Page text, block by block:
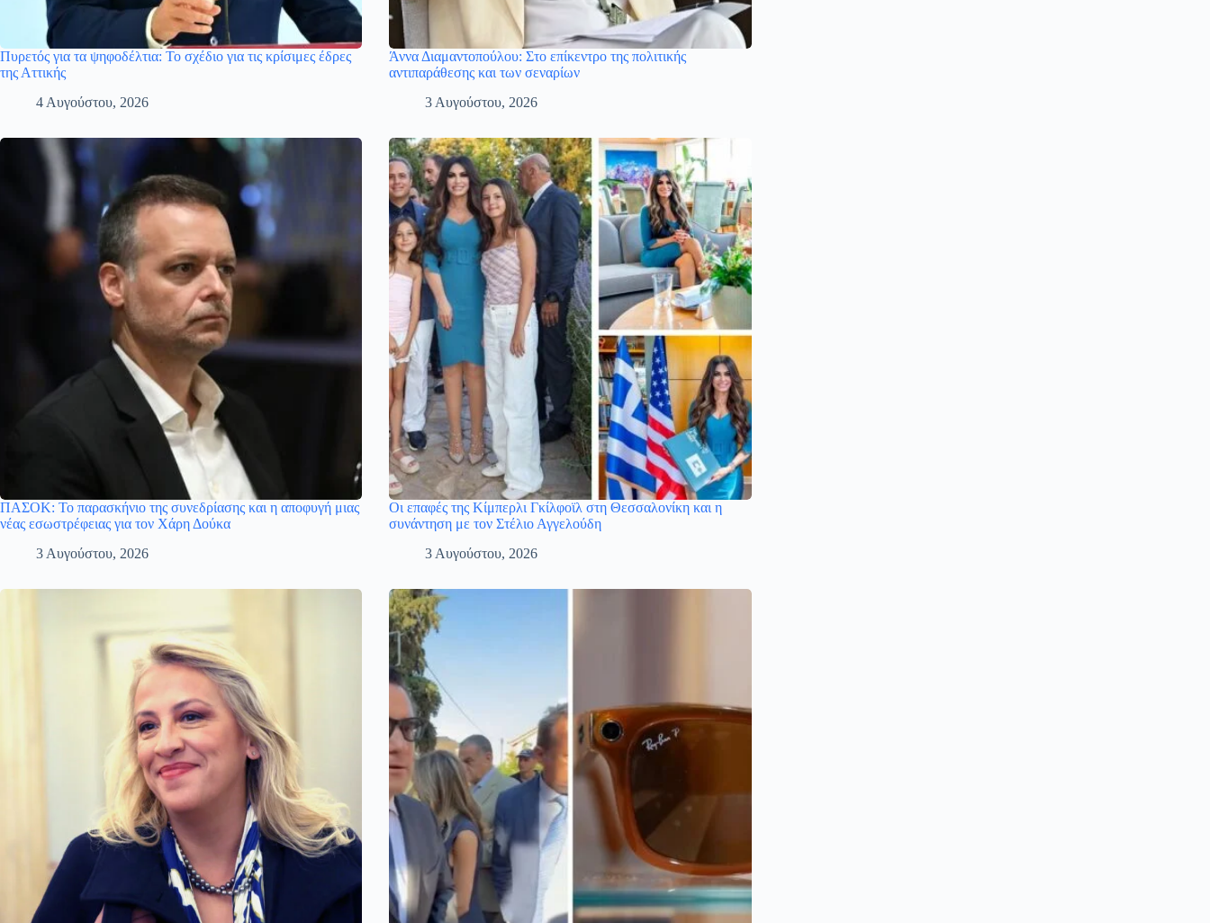
Πυρετός για τα ψηφοδέλτια: Το σχέδιο για τις κρίσιμες έδρες
της Αττικής
4 Αυγούστου, 2026
Άννα Διαμαντοπούλου: Στο επίκεντρο της πολιτικής
αντιπαράθεσης και των σεναρίων
3 Αυγούστου, 2026
ΠΑΣΟΚ: Το παρασκήνιο της συνεδρίασης και η αποφυγή μιας
νέας εσωστρέφειας για τον Χάρη Δούκα
3 Αυγούστου, 2026
Οι επαφές της Κίμπερλι Γκίλφοϊλ στη Θεσσαλονίκη και η
συνάντηση με τον Στέλιο Αγγελούδη
3 Αυγούστου, 2026